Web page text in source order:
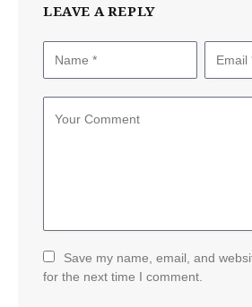
LEAVE A REPLY
Save my name, email, and
for the next time I comment.